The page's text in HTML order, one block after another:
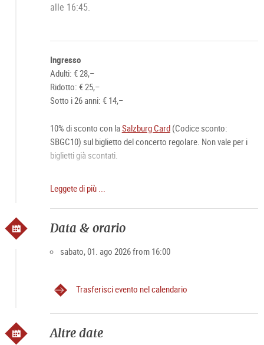
alle 16:45.
Ingresso
Adulti: € 28,–
Ridotto: € 25,–
Sotto i 26 anni: € 14,–
10% di sconto con laSalzburg Card(Codice sconto:
SBGC10) sul biglietto del concerto regolare. Non vale per i
biglietti già scontati.
Biglietto online raccomandato:
https://shop.domquartier.at/de/veranstaltungen/konzert-
mozart
A causa del numero limitato di partecipanti
telefonicamente in anticipo.
Leggete di più ...
Data & orario
sabato, 01. ago 2026 from 16:00
Trasferisci evento nel calendario
Altre date